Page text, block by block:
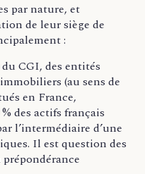
par nature, et
de leur siège de
:
du CGI, des entités
(au sens de
en France,
des actifs français
l’intermédiaire d’une
Il est question des
prépondérance